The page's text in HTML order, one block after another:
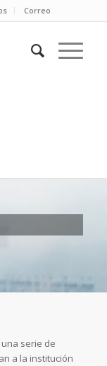
Correo
serie de
a la institución